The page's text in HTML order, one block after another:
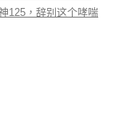
125，辞别这个哮喘